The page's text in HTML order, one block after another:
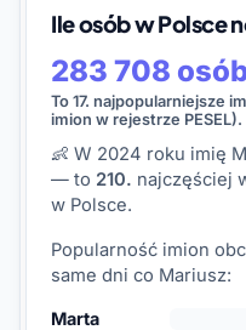
Ile osób w Polsce
283 708
To 17. najpopularniejsze
imion w rejestrze PESEL).
👶 W 2024 roku imię
— to 210. najczęściej
w Polsce.
Popularność imion
same dni co Mariusz:
Marta